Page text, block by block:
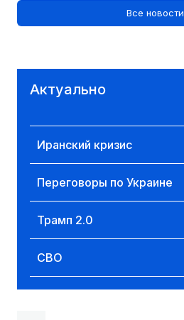
Все новости
Актуально
Иранский кризис
Переговоры по Украине
Трамп 2.0
СВО